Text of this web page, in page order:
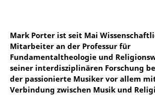
Mark Porter ist seit Mai
Mitarbeiter an der Professur für
Fundamentaltheologie und
seiner interdisziplinären Forschung
der passionierte Musiker vor allem
Verbindung zwischen Musik und